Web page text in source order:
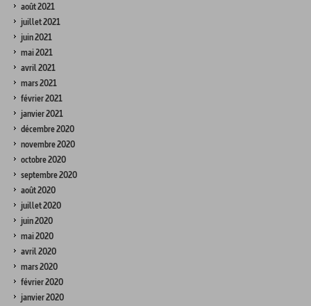
août 2021
juillet 2021
juin 2021
mai 2021
avril 2021
mars 2021
février 2021
janvier 2021
décembre 2020
novembre 2020
octobre 2020
septembre 2020
août 2020
juillet 2020
juin 2020
mai 2020
avril 2020
mars 2020
février 2020
janvier 2020